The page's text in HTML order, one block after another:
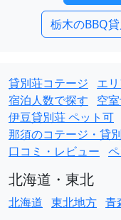
栃木のBBQ
貸別荘コテージ エ
宿泊人数で探す
空
伊豆貸別荘 ペット可
那須のコテージ・貸
口コミ・レビュー
北海道・東北
北海道 東北地方 青